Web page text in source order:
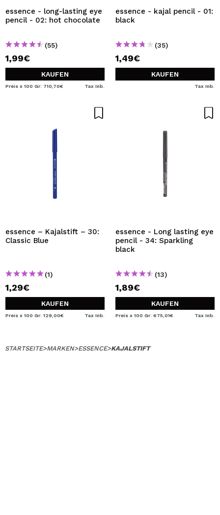
essence - long-lasting eye
pencil - 02: hot chocolate
(55)
1,99€
KAUFEN
Preis x 100 Gr: 710,70€ Tax Inb.
essence - kajal pencil - 01:
black
(35)
1,49€
KAUFEN
Tax Inb.
essence – Kajalstift – 30:
Classic Blue
(1)
1,29€
KAUFEN
Preis x 100 Gr: 129,00€ Tax Inb.
essence - Long lasting eye
pencil - 34: Sparkling
black
(13)
1,89€
KAUFEN
Preis x 100 Gr: 675,01€ Tax Inb.
STARTSEITE>MARKEN>ESSENCE>KAJALSTIFT